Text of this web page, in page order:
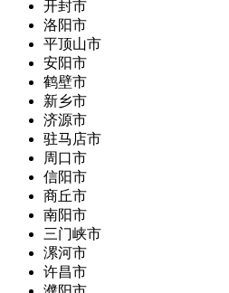
开封市
洛阳市
平顶山市
安阳市
鹤壁市
新乡市
济源市
驻马店市
周口市
信阳市
商丘市
南阳市
三门峡市
漯河市
许昌市